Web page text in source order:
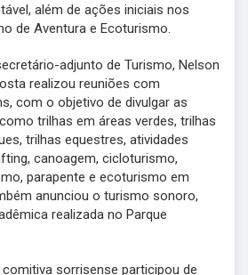
além de ações iniciais nos
de Aventura e Ecoturismo.
adjunto de Turismo, Nelson
realizou reuniões com
com o objetivo de divulgar as
trilhas em áreas verdes, trilhas
trilhas equestres, atividades
canoagem, cicloturismo,
parapente e ecoturismo em
anunciou o turismo sonoro,
realizada no Parque
sorrisense participou de